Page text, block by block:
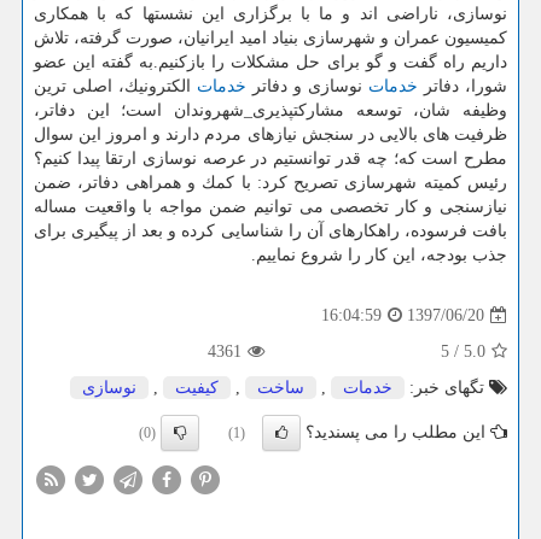
نوسازی، ناراضی اند و ما با برگزاری این نشستها كه با همكاری
كمیسیون عمران و شهرسازی بنیاد امید ایرانیان، صورت گرفته، تلاش
داریم راه گفت و گو برای حل مشكلات را بازكنیم.به گفته این عضو
شورا، دفاتر خدمات نوسازی و دفاتر خدمات الكترونیك، اصلی ترین
وظیفه شان، توسعه مشاركتپذیری_شهروندان است؛ این دفاتر،
ظرفیت های بالایی در سنجش نیازهای مردم دارند و امروز این سوال
مطرح است كه؛ چه قدر توانستیم در عرصه نوسازی ارتقا پیدا كنیم؟
رئیس كمیته شهرسازی تصریح كرد: با كمك و همراهی دفاتر، ضمن
نیازسنجی و كار تخصصی می توانیم ضمن مواجه با واقعیت مساله
بافت فرسوده، راهكارهای آن را شناسایی كرده و بعد از پیگیری برای
جذب بودجه، این كار را شروع نماییم.
1397/06/20
16:04:59
5.0
/
5
4361
تگهای خبر:
خدمات , ساخت , كیفیت , نوسازی
این مطلب را می پسندید؟ (1)
(0)